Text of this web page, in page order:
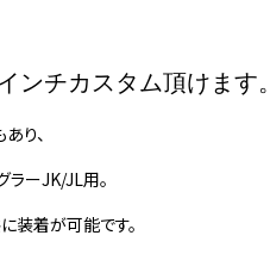
インチカスタム頂けます。
り、
ラーJK/JL用。
装着が可能です。